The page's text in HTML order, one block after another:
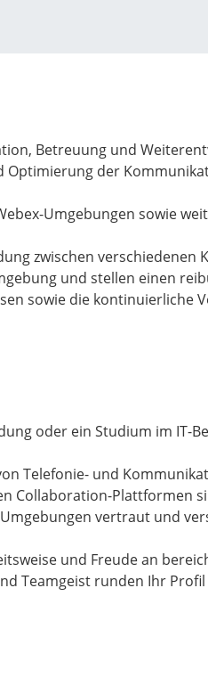
Betreuung und
der
Umgebungen sowie
zwischen
und stellen einen
sowie die
oder ein Studium im IT-
Telefonie- und
Collaboration-Plattformen
vertraut und
und Freude an
Teamgeist runden Ihr Profil